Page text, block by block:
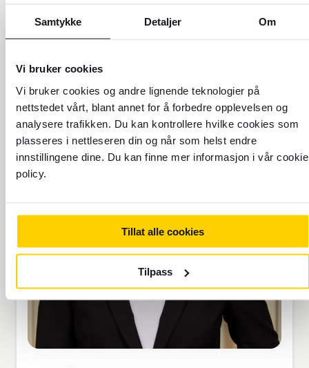
Samtykke Detaljer Om
Vi bruker cookies
Vi bruker cookies og andre lignende teknologier på
nettstedet vårt, blant annet for å forbedre opplevelsen og
analysere trafikken. Du kan kontrollere hvilke cookies som
plasseres i nettleseren din og når som helst endre
innstillingene dine. Du kan finne mer informasjon i vår cookie
policy.
Tillat alle cookies
Tilpass
CDO